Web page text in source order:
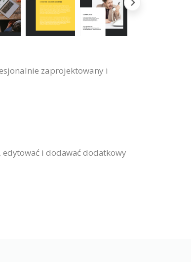
zaprojektowany i
edytować i dodawać dodatkowy